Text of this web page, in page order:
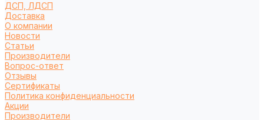
ДСП, ЛДСП
Доставка
О компании
Новости
Статьи
Производители
Вопрос-ответ
Отзывы
Сертификаты
Политика конфиденциальности
Акции
Производители